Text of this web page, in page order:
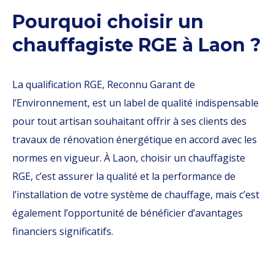
Pourquoi choisir un
chauffagiste RGE à Laon ?
La qualification RGE, Reconnu Garant de
l’Environnement, est un label de qualité indispensable
pour tout artisan souhaitant offrir à ses clients des
travaux de rénovation énergétique en accord avec les
normes en vigueur. À Laon, choisir un chauffagiste
RGE, c’est assurer la qualité et la performance de
l’installation de votre système de chauffage, mais c’est
également l’opportunité de bénéficier d’avantages
financiers significatifs.